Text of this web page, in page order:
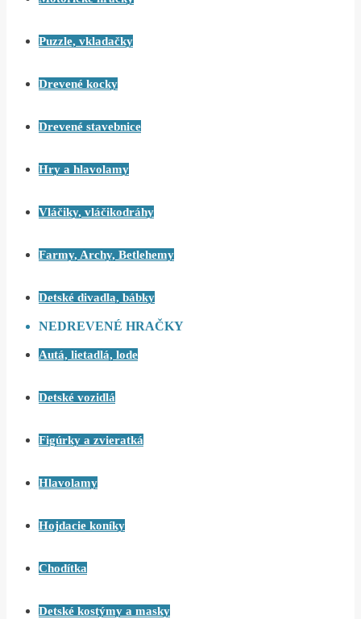
Puzzle, vkladačky
Drevené kocky
Drevené stavebnice
Hry a hlavolamy
Vláčiky, vláčikodráhy
Farmy, Archy, Betlehemy
Detské divadla, bábky
NEDREVENÉ HRAČKY
Autá, lietadlá, lode
Detské vozidlá
Figúrky a zvieratká
Hlavolamy
Hojdacie koníky
Chodítka
Detské kostýmy a masky